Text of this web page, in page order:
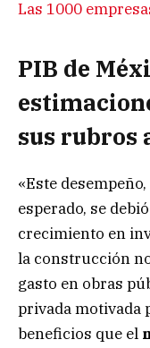
Las 1000
PIB de
sus rubros
«Este
esperado, se
crecimiento en
la construcción
gasto en obras
privada motivada
beneficios que el